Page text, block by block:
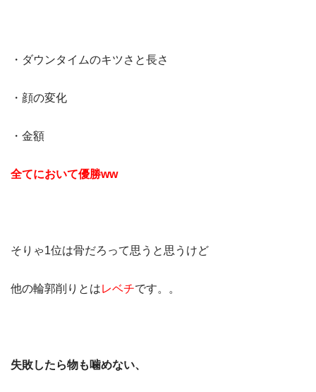
・ダウンタイムのキツさと長さ
・顔の変化
・金額
全てにおいて優勝ww
そりゃ1位は骨だろって思うと思うけど
他の輪郭削りとはレベチです。。
失敗したら物も噛めない、